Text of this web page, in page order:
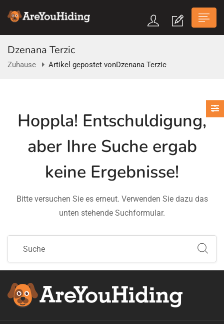
Dzenana Terzic
Zuhause Artikel gepostet vonDzenana Terzic
Hoppla! Entschuldigung,
aber Ihre Suche ergab
keine Ergebnisse!
Bitte versuchen Sie es erneut. Verwenden Sie dazu das
unten stehende Suchformular.